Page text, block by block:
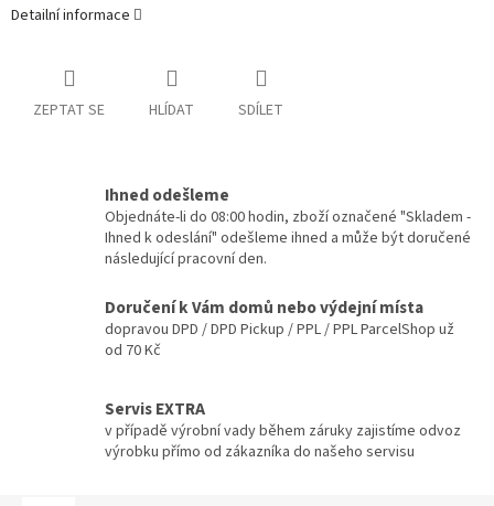
Detailní informace
ZEPTAT SE HLÍDAT SDÍLET
Ihned odešleme
Objednáte-li do 08:00 hodin, zboží označené "Skladem -
Ihned k odeslání" odešleme ihned a může být doručené
následující pracovní den.
Doručení k Vám domů nebo výdejní místa
dopravou DPD / DPD Pickup / PPL / PPL ParcelShop už
od 70 Kč
Servis EXTRA
v případě výrobní vady během záruky zajistíme odvoz
výrobku přímo od zákazníka do našeho servisu